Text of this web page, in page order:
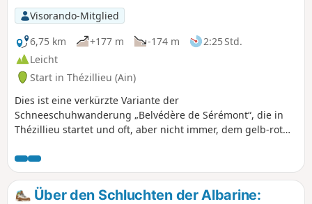
Visorando-Mitglied
6,75 km
+177 m -174 m
2:25 Std.
Leicht
Start in Thézillieu (Ain)
Dies ist eine verkürzte Variante der
Schneeschuhwanderung „Belvédère de Sérémont“, die in
Thézillieu startet und oft, aber nicht immer, dem gelb-rot
einfach und bei großer Hitze angenehm. Sie beginnt in La
Bourbellière hinter Thézillieu. Es gibt wenig Asphalt,
stattdessen führt sie über Waldwege und oft schattige
Über den Schluchten der Albarine: